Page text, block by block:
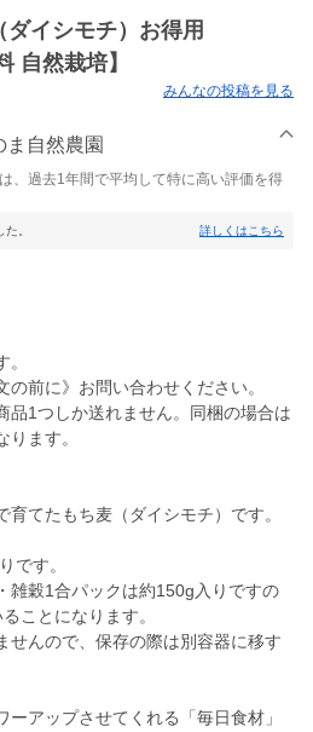
ダイシモチ）お得用
自然栽培】
みんなの投稿を見る
ま自然農園
、過去1年間で平均して特に高い評価を得
。 詳しくはこちら
前に》お問い合わせください。
品1つしか送れません。同梱の場合は
ります。
てたもち麦（ダイシモチ）です。
です。
雑穀1合パックは約150g入りですの
ことになります。
せんので、保存の際は別容器に移す
ーアップさせてくれる「毎日食材」